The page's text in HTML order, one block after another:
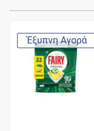
Έξυπνη Αγορά